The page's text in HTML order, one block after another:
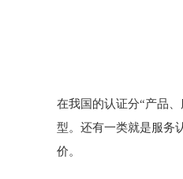
在我国的认证分“产品
型。还有一类就是服务
价。